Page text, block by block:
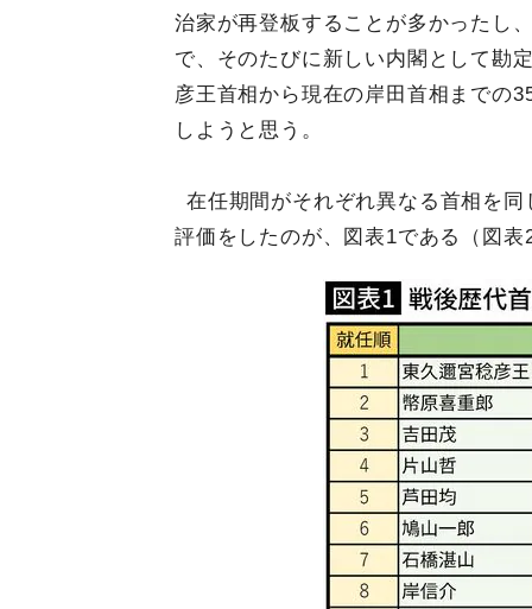
治家が再登板することが多かったし
で、そのたびに新しい内閣として勘
彦王首相から現在の岸田首相までの
しようと思う。
在任期間がそれぞれ異なる首相を
評価をしたのが、図表1である（図